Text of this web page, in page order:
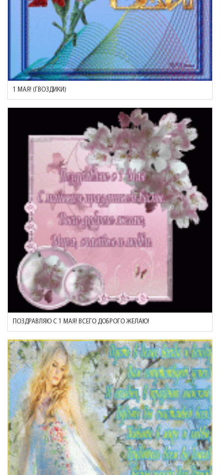
1 МАЯ! (ГВОЗДИКИ)
ПОЗДРАВЛЯЮ С 1 МАЯ! ВСЕГО ДОБРОГО ЖЕЛАЮ!